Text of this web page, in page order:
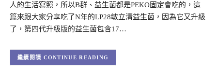
人的生活寫照，所以B群、益生菌都是PEKO固定會吃的，這
篇來跟大家分享吃了N年的LP28敏立清益生菌，因為它又升級
了，第四代升級版的益生菌包含17…
CONTINUE READING